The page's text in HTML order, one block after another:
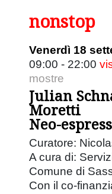
nonstop
Venerdì 18
09:00 - 22:00
mostre
Julian
Moretti
Neo-
Curatore:
A cura di:
Comune di
Con il co-